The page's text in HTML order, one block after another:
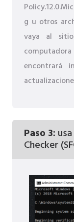
g u otros
vaya al
encontrará
Paso 3:
Checker